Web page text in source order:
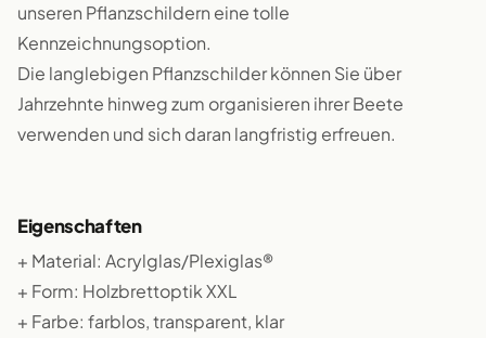
unseren Pflanzschildern eine tolle
Kennzeichnungsoption.
Die langlebigen Pflanzschilder können Sie über
Jahrzehnte hinweg zum organisieren ihrer Beete
verwenden und sich daran langfristig erfreuen.
Eigenschaften
+ Material: Acrylglas/Plexiglas®
+ Form: Holzbrettoptik XXL
+ Farbe: farblos, transparent, klar